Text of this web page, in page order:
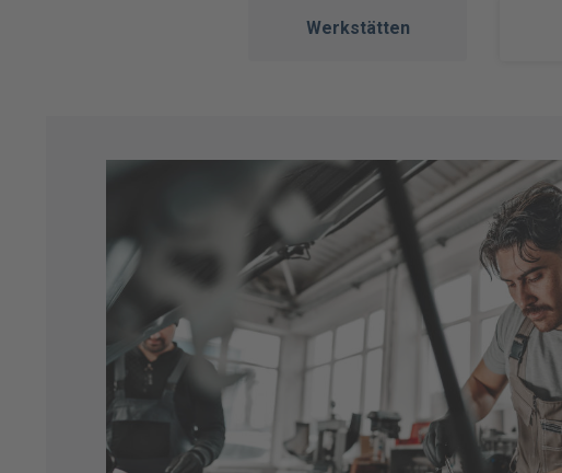
Werkstätten